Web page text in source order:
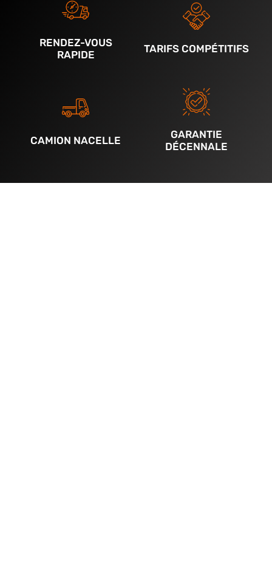
RENDEZ-VOUS
RAPIDE
TARIFS COMPÉTITIFS
CAMION NACELLE
GARANTIE
DÉCENNALE